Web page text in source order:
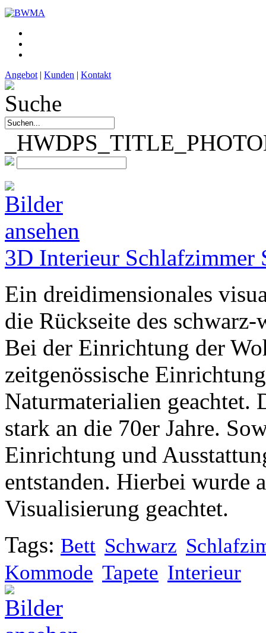
Angebot | Kunden | Kontakt
3D Interieur Schlafzimmer
Ein dreidimensionales
die Rückseite des
Bei der Einrichtung der
zeitgenössische
Naturmaterialien geachtet.
stark an die 70er Jahre.
Einrichtung und
entstanden. Hierbei wurde
Visualisierung geachtet.
Tags: Bett Schwarz
Kommode Tapete Interieur